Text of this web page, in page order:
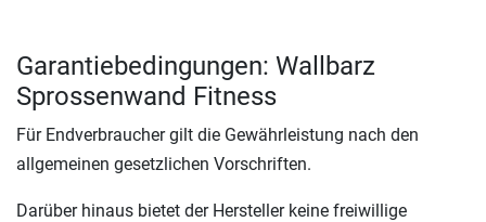
Garantiebedingungen: Wallbarz
Sprossenwand Fitness
Für Endverbraucher gilt die Gewährleistung nach den
allgemeinen gesetzlichen Vorschriften.
Darüber hinaus bietet der Hersteller keine freiwillige